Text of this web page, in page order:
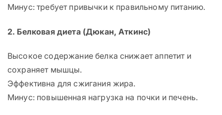
Минус: требует привычки к правильному питанию.
2. Белковая диета (Дюкан, Аткинс)
Высокое содержание белка снижает аппетит и
сохраняет мышцы.
Эффективна для сжигания жира.
Минус: повышенная нагрузка на почки и печень.